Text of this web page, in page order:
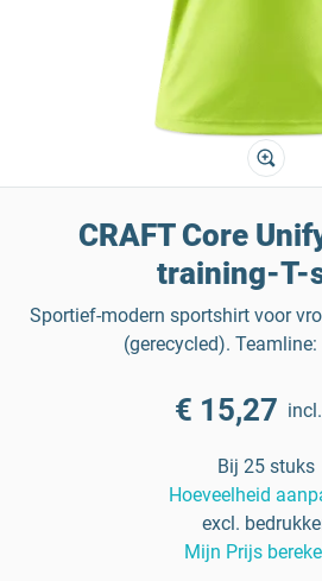
CRAFT Core
training-T-
Sportief-modern sportshirt voor
(gerecycled).
€ 15,27
Bij 25 stuks
Hoeveelheid
excl.
Mijn Prijs